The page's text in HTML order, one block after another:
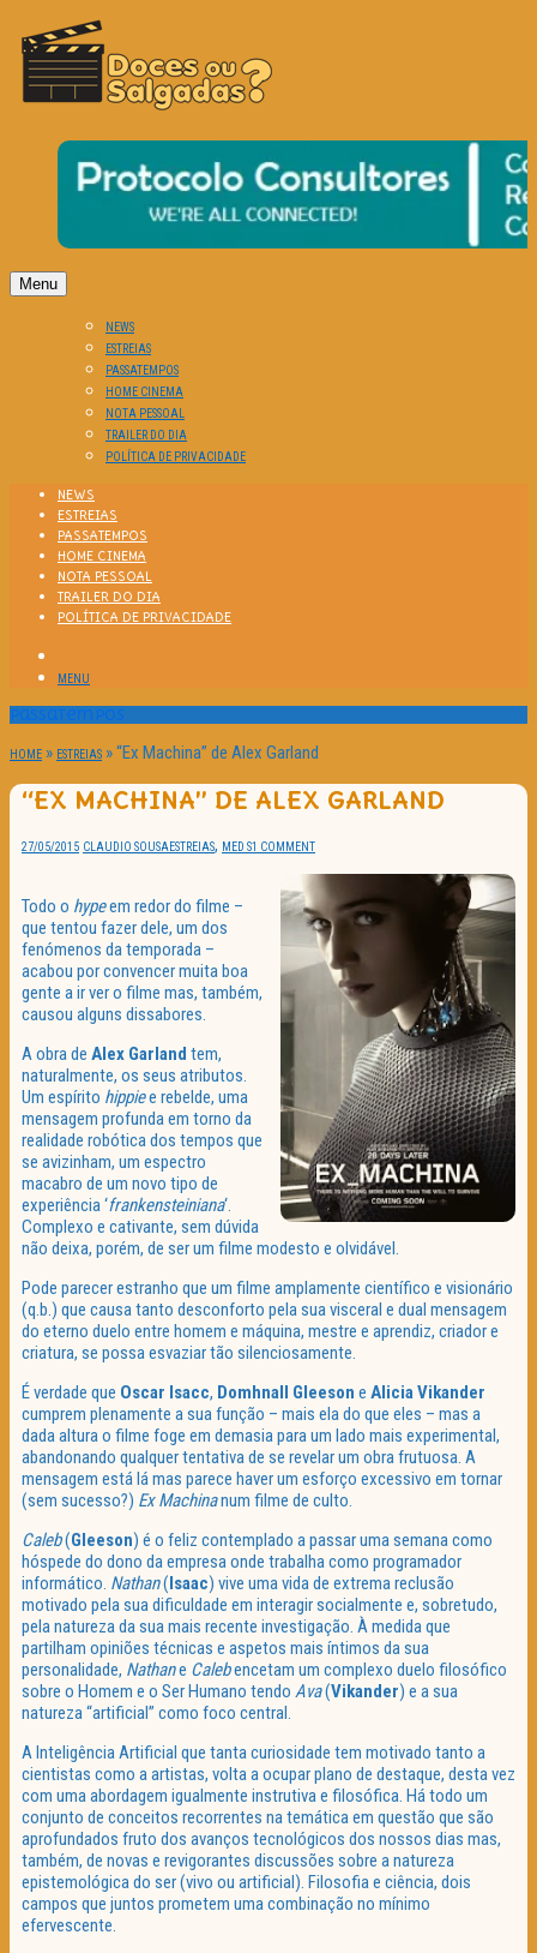
DOCES OU SALGADAS?
O Cinema? Uma Paixão!!
Menu
NEWS
ESTREIAS
PASSATEMPOS
HOME CINEMA
NOTA PESSOAL
TRAILER DO DIA
POLÍTICA DE PRIVACIDADE
NEWS
ESTREIAS
PASSATEMPOS
HOME CINEMA
NOTA PESSOAL
TRAILER DO DIA
POLÍTICA DE PRIVACIDADE
MENU
Passatempos
HOME » ESTREIAS »“Ex Machina” de Alex Garland
“EX MACHINA” DE ALEX GARLAND
27/05/2015 CLAUDIO SOUSAESTREIAS, MED S1 COMMENT
Todo o hypeem redor do filme –
que tentou fazer dele, um dos
fenómenos da temporada –
acabou por convencer muita boa
gente a ir ver o filme mas, também,
causou alguns dissabores.
A obra de Alex Garland tem,
naturalmente, os seus atributos.
Um espírito hippiee rebelde, uma
mensagem profunda em torno da
realidade robótica dos tempos que
se avizinham, um espectro
macabro de um novo tipo de
experiência ‘frankensteiniana‘.
Complexo e cativante, sem dúvida
não deixa, porém, de ser um filme modesto e olvidável.
Pode parecer estranho que um filme amplamente científico e visionário
(q.b.) que causa tanto desconforto pela sua visceral e dual mensagem
do eterno duelo entre homem e máquina, mestre e aprendiz, criador e
criatura, se possa esvaziar tão silenciosamente.
É verdade que Oscar Isacc, Domhnall Gleeson e Alicia Vikander
cumprem plenamente a sua função – mais ela do que eles – mas a
dada altura o filme foge em demasia para um lado mais experimental,
abandonando qualquer tentativa de se revelar um obra frutuosa. A
mensagem está lá mas parece haver um esforço excessivo em tornar
(sem sucesso?) Ex Machinanum filme de culto.
Caleb(Gleeson) é o feliz contemplado a passar uma semana como
hóspede do dono da empresa onde trabalha como programador
informático. Nathan(Isaac) vive uma vida de extrema reclusão
motivado pela sua dificuldade em interagir socialmente e, sobretudo,
pela natureza da sua mais recente investigação. À medida que
partilham opiniões técnicas e aspetos mais íntimos da sua
personalidade, Nathane Calebencetam um complexo duelo filosófico
sobre o Homem e o Ser Humano tendo Ava(Vikander) e a sua
natureza “artificial” como foco central.
A Inteligência Artificial que tanta curiosidade tem motivado tanto a
cientistas como a artistas, volta a ocupar plano de destaque, desta vez
com uma abordagem igualmente instrutiva e filosófica. Há todo um
conjunto de conceitos recorrentes na temática em questão que são
aprofundados fruto dos avanços tecnológicos dos nossos dias mas,
também, de novas e revigorantes discussões sobre a natureza
epistemológica do ser (vivo ou artificial). Filosofia e ciência, dois
campos que juntos prometem uma combinação no mínimo
efervescente.